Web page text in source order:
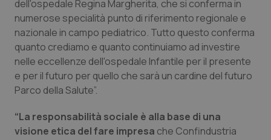
Tiroide
Tumore al seno
Tumore ovarico
Tumori del Polmone & Testa Collo
dell'ospedale Regina Margherita, che si conferma in
numerose specialità punto di riferimento regionale e
nazionale in campo pediatrico. Tutto questo conferma
quanto crediamo e quanto continuiamo ad investire
nelle eccellenze dell'ospedale Infantile per il presente
e per il futuro per quello che sarà un cardine del futuro
Parco della Salute”.
“La responsabilità sociale è alla base di una
visione etica del fare impresa che Confindustria